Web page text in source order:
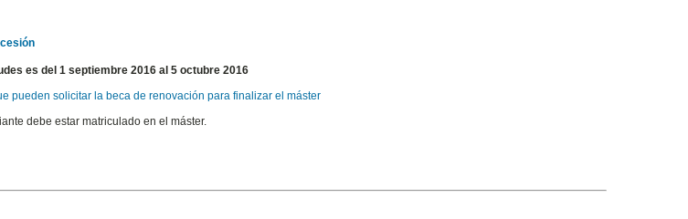
es del 1 septiembre 2016 al 5 octubre 2016
pueden solicitar la beca de renovación para finalizar el máster
debe estar matriculado en el máster.